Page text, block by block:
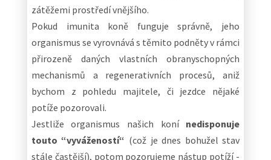
zátěžemi prostředí vnějšího.
Pokud imunita koně funguje správně, jeho
organismus se vyrovnává s těmito podněty v rámci
přirozeně daných vlastních obranyschopných
mechanismů a regenerativních procesů, aniž
bychom z pohledu majitele, či jezdce nějaké
potíže pozorovali.
Jestliže organismus našich koní nedisponuje
touto “vyvážeností“ (což je dnes bohužel stav
stále častější), potom pozorujeme nástup potíží -